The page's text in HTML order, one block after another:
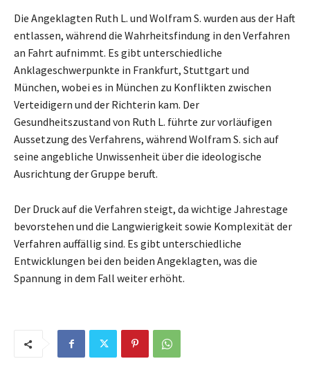
Die Angeklagten Ruth L. und Wolfram S. wurden aus der Haft
entlassen, während die Wahrheitsfindung in den Verfahren
an Fahrt aufnimmt. Es gibt unterschiedliche
Anklageschwerpunkte in Frankfurt, Stuttgart und
München, wobei es in München zu Konflikten zwischen
Verteidigern und der Richterin kam. Der
Gesundheitszustand von Ruth L. führte zur vorläufigen
Aussetzung des Verfahrens, während Wolfram S. sich auf
seine angebliche Unwissenheit über die ideologische
Ausrichtung der Gruppe beruft.
Der Druck auf die Verfahren steigt, da wichtige Jahrestage
bevorstehen und die Langwierigkeit sowie Komplexität der
Verfahren auffällig sind. Es gibt unterschiedliche
Entwicklungen bei den beiden Angeklagten, was die
Spannung in dem Fall weiter erhöht.